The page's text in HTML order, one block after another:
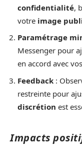
confidentialité,
votre image
Paramétrage
Messenger pour
en accord avec
Feedback :
restreinte pour
discrétion est
Impacts